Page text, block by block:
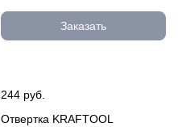
№1х100 JSD008
Заказать
244 руб.
Отвертка KRAFTOOL